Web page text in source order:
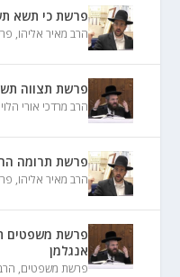
פרשת כי תשא
הרב מאיר אליהו,
פרשת תצווה
הרב מרדכי אורי
פרשת תרומה
הרב מאיר אליהו,
פרשת משפטים
אנגלמן
פרשת משפטים,